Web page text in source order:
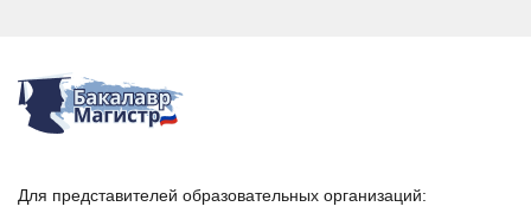
Для представителей образовательных организаций: